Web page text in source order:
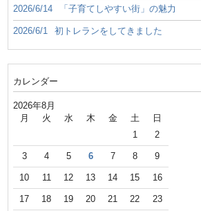
2026/6/14 「子育てしやすい街」の魅力
2026/6/1 初トレランをしてきました
カレンダー
2026年8月
月 火 水 木 金 土 日
1 2
3 4 5 6 7 8 9
10 11 12 13 14 15 16
17 18 19 20 21 22 23